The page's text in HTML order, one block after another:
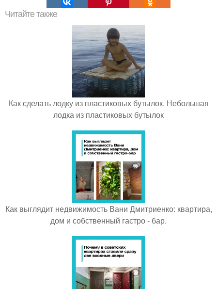
Читайте также
Как сделать лодку из пластиковых бутылок. Небольшая
лодка из пластиковых бутылок
Как выглядит недвижимость Вани Дмитриенко: квартира,
дом и собственный гастро - бар.